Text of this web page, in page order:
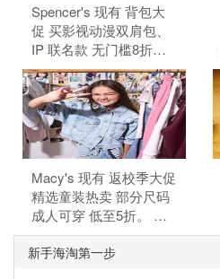
Spencer's 现有 背包大
促 买影视动漫双肩包、
IP 联名款 无门槛8折。
背包8折，需要使用优惠
码：BACKPACKS20。
订单满$40免邮，需要使
用优惠码：FS40。（优
惠码不可叠加）
Macy's 现有 返校季大促
精选童装热卖 部分尺码
成人可穿 低至5折。 无
需使用优惠码。 有效期
至北京时间 2026年08月
新手海淘第一步